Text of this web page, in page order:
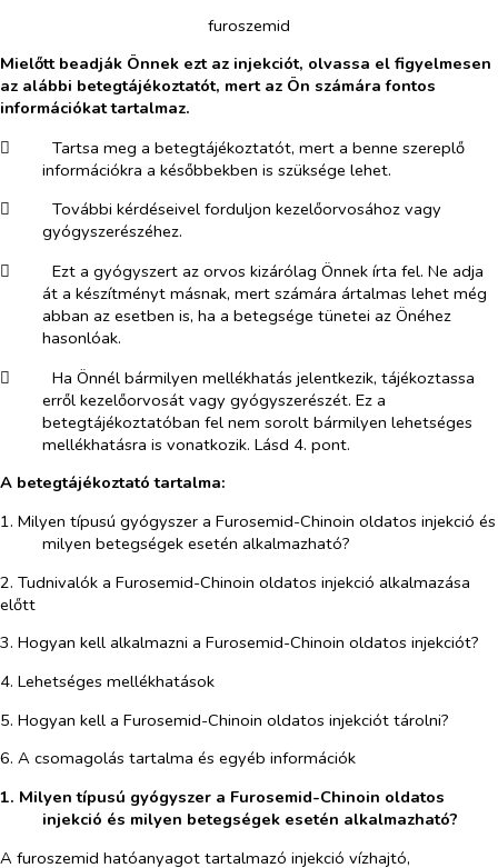
furoszemid
Mielőtt beadják Önnek ezt az injekciót, olvassa el figyelmesen
az alábbi betegtájékoztatót, mert az Ön számára fontos
információkat tartalmaz.
​
Tartsa meg a betegtájékoztatót, mert a benne szereplő
információkra a későbbekben is szüksége lehet.
​
További kérdéseivel forduljon kezelőorvosához vagy
gyógyszerészéhez.
​
Ezt a gyógyszert az orvos kizárólag Önnek írta fel. Ne adja
át a készítményt másnak, mert számára ártalmas lehet még
abban az esetben is, ha a betegsége tünetei az Önéhez
hasonlóak.
​
Ha Önnél bármilyen mellékhatás jelentkezik, tájékoztassa
erről kezelőorvosát vagy gyógyszerészét. Ez a
betegtájékoztatóban fel nem sorolt bármilyen lehetséges
mellékhatásra is vonatkozik. Lásd 4. pont.
A betegtájékoztató tartalma:
1. Milyen típusú gyógyszer a Furosemid-Chinoin oldatos injekció és
milyen betegségek esetén alkalmazható?
2. Tudnivalók a Furosemid-Chinoin oldatos injekció alkalmazása
előtt
3. Hogyan kell alkalmazni a Furosemid-Chinoin oldatos injekciót?
4. Lehetséges mellékhatások
5. Hogyan kell a Furosemid-Chinoin oldatos injekciót tárolni?
6. A csomagolás tartalma és egyéb információk
1. Milyen típusú gyógyszer a Furosemid-Chinoin oldatos
injekció és milyen betegségek esetén alkalmazható?
A furoszemid hatóanyagot tartalmazó injekció vízhajtó,